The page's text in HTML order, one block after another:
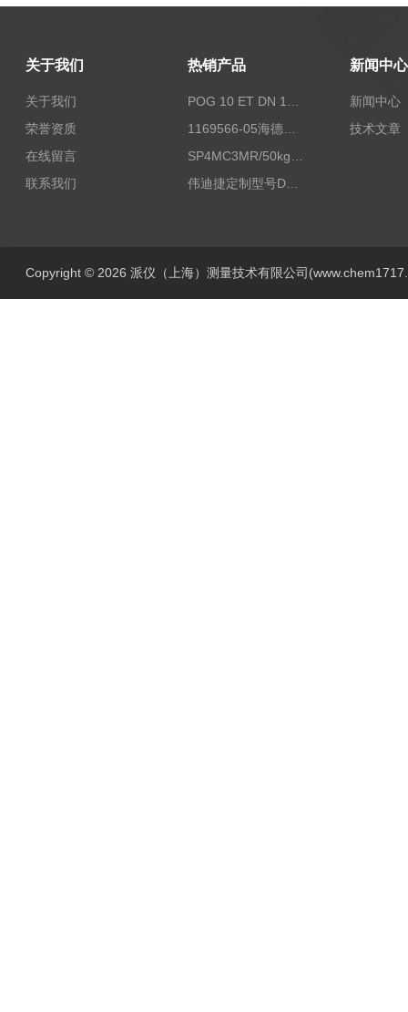
关于我们
关于我们
荣誉资质
在线留言
联系我们
热销产品
1169566-05海德汉西门子编码器现货
伟迪捷定制型号DHM506-5000-002
新闻中心
新闻中心
技术文章
Copyright © 2026 派仪（上海）测量技术有限公司